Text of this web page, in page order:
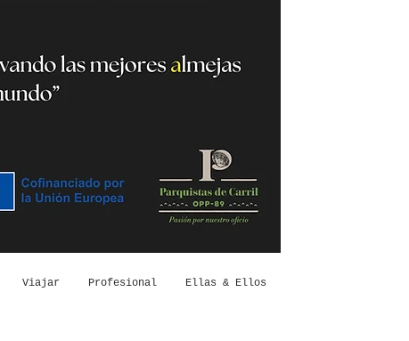
Viajar Profesional Ellas & Ellos